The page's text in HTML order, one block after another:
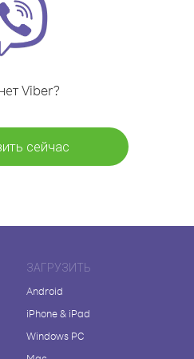
Viber?
сейчас
ЗАГРУЗИТЬ
Android
iPhone & iPad
Windows PC